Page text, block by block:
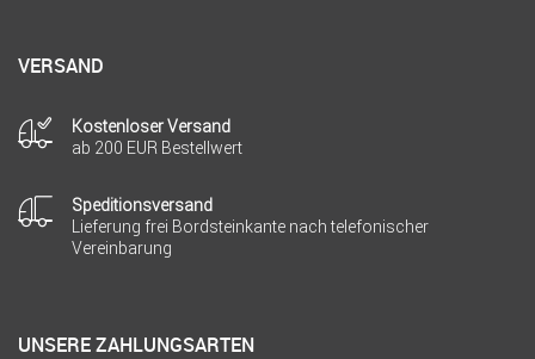
VERSAND
Kostenloser Versand
ab 200 EUR Bestellwert
Speditionsversand
Lieferung frei Bordsteinkante nach telefonischer
Vereinbarung
UNSERE ZAHLUNGSARTEN